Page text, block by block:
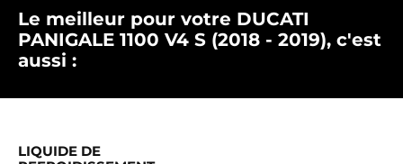
Le meilleur pour votre DUCATI
PANIGALE 1100 V4 S (2018 - 2019), c'est
aussi :
LIQUIDE DE